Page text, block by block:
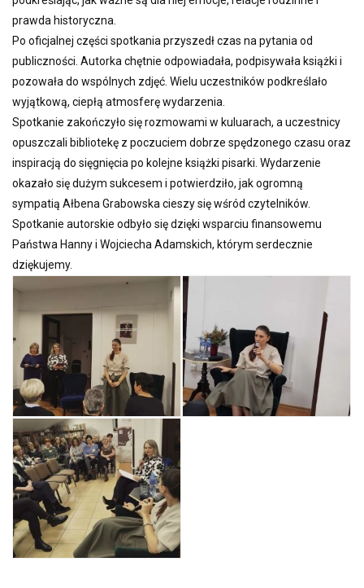
prawda historyczna.
Po oficjalnej części spotkania przyszedł czas na pytania od
publiczności. Autorka chętnie odpowiadała, podpisywała książki i
pozowała do wspólnych zdjęć. Wielu uczestników podkreślało
wyjątkową, ciepłą atmosferę wydarzenia.
Spotkanie zakończyło się rozmowami w kuluarach, a uczestnicy
opuszczali bibliotekę z poczuciem dobrze spędzonego czasu oraz
inspiracją do sięgnięcia po kolejne książki pisarki. Wydarzenie
okazało się dużym sukcesem i potwierdziło, jak ogromną
sympatią Ałbena Grabowska cieszy się wśród czytelników.
Spotkanie autorskie odbyło się dzięki wsparciu finansowemu
Państwa Hanny i Wojciecha Adamskich, którym serdecznie
dziękujemy.